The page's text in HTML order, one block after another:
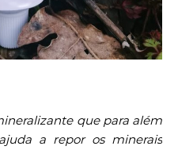
que para além
a repor os minerais